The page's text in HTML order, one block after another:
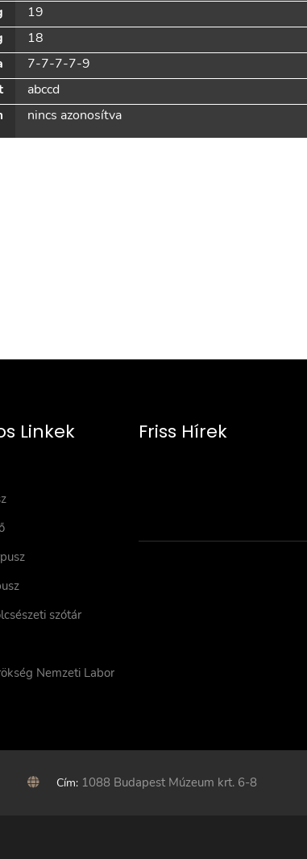
19
18
7-7-7-7-9
abccd
nincs azonosítva
Linkek
szótár
Nemzeti Labor
Friss Hírek
Cím: 1088 Budapest Múzeum krt. 6-8